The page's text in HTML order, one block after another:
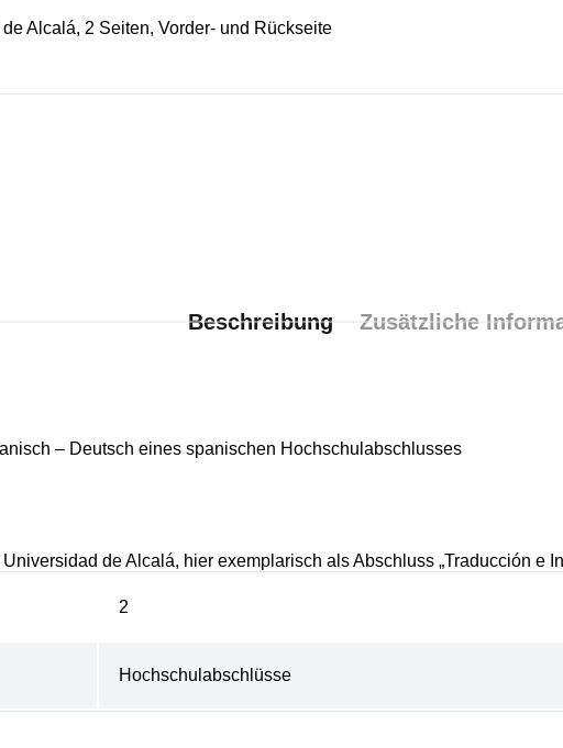
Alcalá, 2 Seiten, Vorder- und Rückseite
Beschreibung Zusätzliche
– Deutsch eines spanischen Hochschulabschlusses
de Alcalá, hier exemplarisch als Abschluss „Traducción e
2
Hochschulabschlüsse